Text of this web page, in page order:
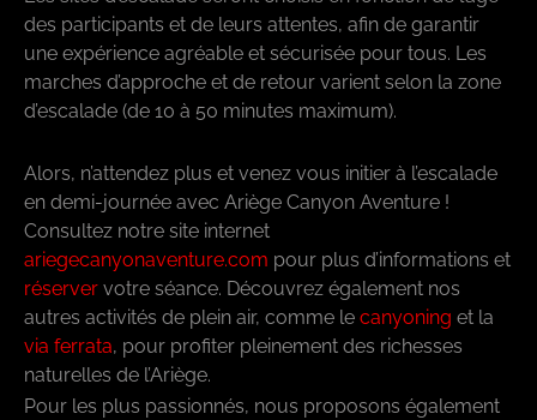
des participants et de leurs attentes, afin de garantir
une expérience agréable et sécurisée pour tous. Les
marches d’approche et de retour varient selon la zone
d’escalade (de 10 à 50 minutes maximum).
Alors, n’attendez plus et venez vous initier à l’escalade
en demi-journée avec Ariège Canyon Aventure !
Consultez notre site internet
ariegecanyonaventure.com pour plus d’informations et
réserver votre séance. Découvrez également nos
autres activités de plein air, comme le canyoning et la
via ferrata, pour profiter pleinement des richesses
naturelles de l’Ariège.
Pour les plus passionnés, nous proposons également